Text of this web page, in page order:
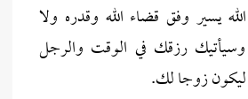
يسير وفق قضاء الله وقدره ولا
رزقك في الوقت والرجل
ليكون زوجا لك.